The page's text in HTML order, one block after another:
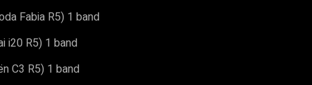
Fabia R5) 1 band
i20 R5) 1 band
C3 R5) 1 band